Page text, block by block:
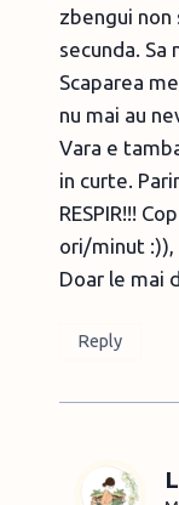
zbengui non
secunda. Sa
Scaparea
nu mai au
Vara e
in curte.
RESPIR!!!
ori/minut :)),
Doar le mai
Reply